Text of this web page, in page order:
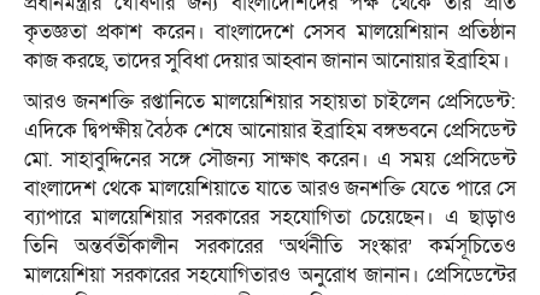
কৃতজ্ঞতা প্রকাশ করেন। বাংলাদেশে সেসব মালয়েশিয়ান প্রতিষ্ঠান
কাজ করছে, তাদের সুবিধা দেয়ার আহ্বান জানান আনোয়ার ইব্রাহিম।
আরও জনশক্তি রপ্তানিতে মালয়েশিয়ার সহায়তা চাইলেন প্রেসিডেন্ট:
এদিকে দ্বিপক্ষীয় বৈঠক শেষে আনোয়ার ইব্রাহিম বঙ্গভবনে প্রেসিডেন্ট
মো. সাহাবুদ্দিনের সঙ্গে সৌজন্য সাক্ষাৎ করেন। এ সময় প্রেসিডেন্ট
বাংলাদেশ থেকে মালয়েশিয়াতে যাতে আরও জনশক্তি যেতে পারে সে
ব্যাপারে মালয়েশিয়ার সরকারের সহযোগিতা চেয়েছেন। এ ছাড়াও
তিনি অন্তর্বর্তীকালীন সরকারের ‘অর্থনীতি সংস্কার’ কর্মসূচিতেও
মালয়েশিয়া সরকারের সহযোগিতারও অনুরোধ জানান। প্রেসিডেন্টের